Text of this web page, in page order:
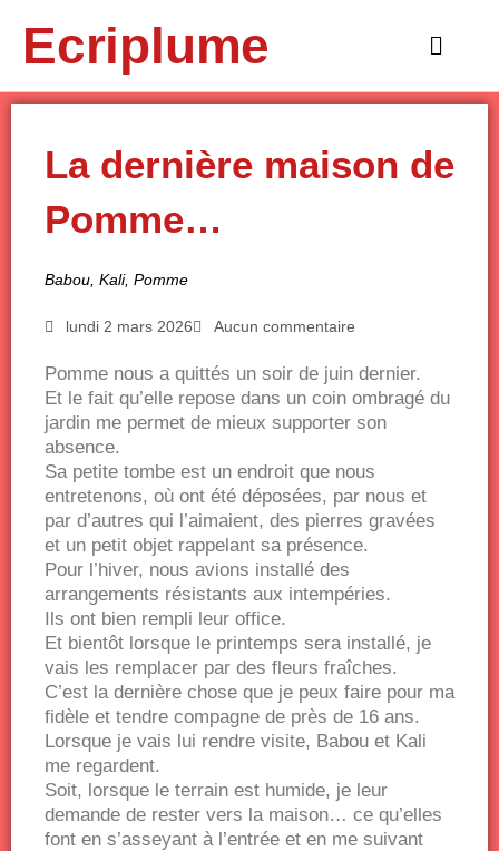
contenuEcriplume
Main
La dernière maison de
Pomme…
Babou, Kali, Pomme
lundi 2 mars 2026 Aucun commentaire
Pomme nous a quittés un soir de juin dernier.
Et le fait qu’elle repose dans un coin ombragé du
jardin me permet de mieux supporter son
absence.
Sa petite tombe est un endroit que nous
entretenons, où ont été déposées, par nous et
par d’autres qui l’aimaient, des pierres gravées
et un petit objet rappelant sa présence.
Pour l’hiver, nous avions installé des
arrangements résistants aux intempéries.
Ils ont bien rempli leur office.
Et bientôt lorsque le printemps sera installé, je
vais les remplacer par des fleurs fraîches.
C’est la dernière chose que je peux faire pour ma
fidèle et tendre compagne de près de 16 ans.
Lorsque je vais lui rendre visite, Babou et Kali
me regardent.
Soit, lorsque le terrain est humide, je leur
demande de rester vers la maison… ce qu’elles
font en s’asseyant à l’entrée et en me suivant